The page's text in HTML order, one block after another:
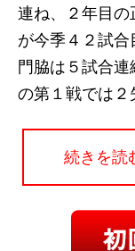
連ね、２年目の
が今季４２試合
門脇は５試合
の第１戦では
続きを読